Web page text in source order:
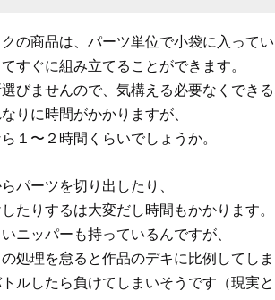
の商品は、パーツ単位で小袋に入ってい
すぐに組み立てることができます。
びませんので、気構える必要なくでき
りに時間がかかりますが、
１〜２時間くらいでしょうか。
パーツを切り出したり、
たりするは大変だし時間もかかります。
ニッパーも持っているんですが、
処理を怠ると作品のデキに比例してしま
ルしたら負けてしまいそうです（現実と